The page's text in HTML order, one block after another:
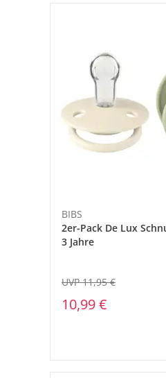
BIBS
2er-Pack De Lux
3 Jahre
10,99 €
UVP 11,95 €